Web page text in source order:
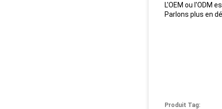
L'OEM ou l'ODM
Parlons plus en
Produit Tag: